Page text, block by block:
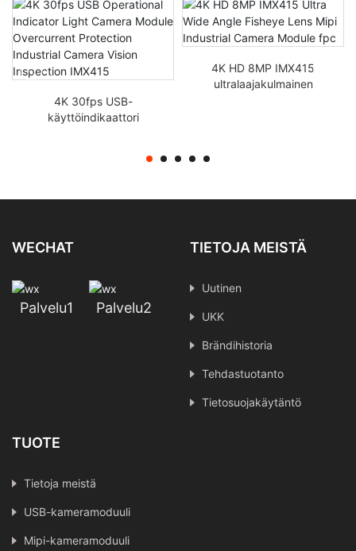
4K 30fps USB-
käyttöindikaattori
4K HD 8MP IMX415
ultralaajakulmainen
WECHAT
Palvelu1 Palvelu2
TIETOJA MEISTÄ
Uutinen
UKK
Brändihistoria
Tehdastuotanto
Tietosuojakäytäntö
TUOTE
Tietoja meistä
USB-kameramoduuli
Mipi-kameramoduuli